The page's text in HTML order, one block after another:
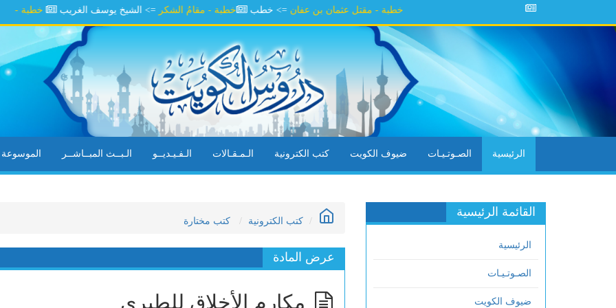
خطبة - كن شاكراً خطبة - مقامُ الشكر => الشيخ يوسف الغريب خطبة - مقتل عثمان بن عفان=> خطب
الرئيسية الصـوتـيـات ضيوف الكويت كتب الكترونية الـمـقـالات الـفـيـديــو الـبــث المبــاشــر الموسوعة
القائمة الرئيسية
الرئيسية
الصـوتـيـات
ضيوف الكويت
كتب الكترونية كتب مختارة
عرض المادة
مكارم الأخلاق للطبري